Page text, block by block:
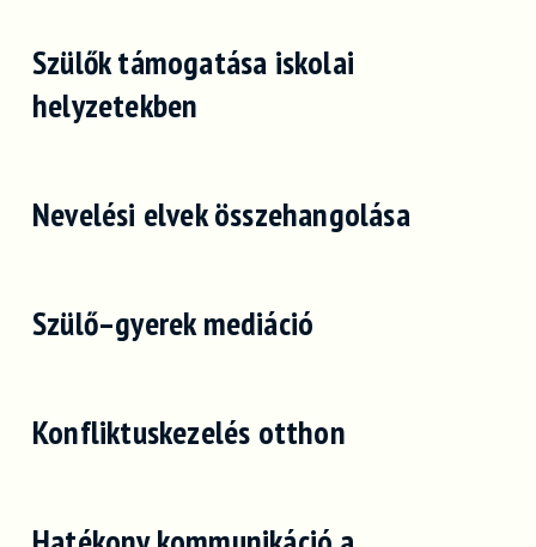
Szülők támogatása iskolai
helyzetekben
Nevelési elvek összehangolása
Szülő–gyerek mediáció
Konfliktuskezelés otthon